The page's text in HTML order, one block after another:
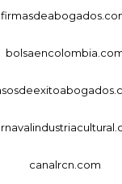
canalrcn.com